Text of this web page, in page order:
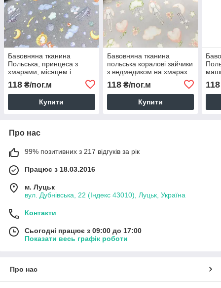
Бавовняна тканина
Польська, принцеса з
хмарами, місяцем і
місяцем на сірому (0384)
118 ₴/пог.м
Купити
Бавовняна тканина
польська коралові зайчики
з ведмедиком на хмарах
118₴/пог.м
Купити
118
Про нас
99% позитивних з 217 відгуків за рік
Працює з 18.03.2016
м. Луцьк
вул. Дубнівська, 22 (Індекс 43010), Луцьк, Україна
Контакти
Сьогодні працює з 09:00 до 17:00
Показати весь графік роботи
Про нас